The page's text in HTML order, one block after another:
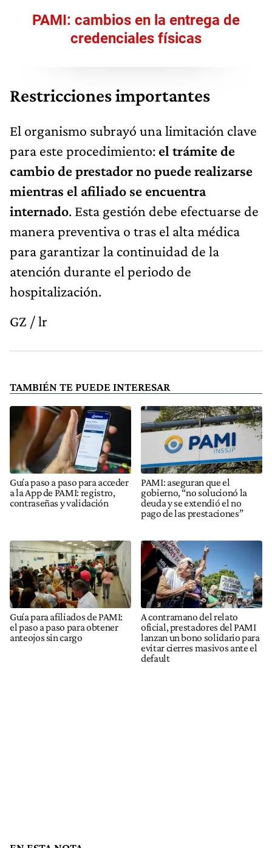
PAMI: cambios en la entrega de
credenciales físicas
Restricciones importantes
El organismo subrayó una limitación clave
para este procedimiento: el trámite de
cambio de prestador no puede realizarse
mientras el afiliado se encuentra
internado. Esta gestión debe efectuarse de
manera preventiva o tras el alta médica
para garantizar la continuidad de la
atención durante el periodo de
hospitalización.
GZ / lr
TAMBIÉN TE PUEDE INTERESAR
Guía paso a paso para acceder
a la App de PAMI: registro,
contraseñas y validación
PAMI: aseguran que el
gobierno, “no solucionó la
deuda y se extendió el no
pago de las prestaciones”
Guía para afiliados de PAMI:
el paso a paso para obtener
anteojos sin cargo
A contramano del relato
oficial, prestadores del PAMI
lanzan un bono solidario para
evitar cierres masivos ante el
default